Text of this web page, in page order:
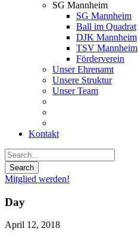
SG Mannheim
SG Mannheim
Ball im Quadrat
DJK Mannheim
TSV Mannheim
Förderverein
Unser Ehrenamt
Unsere Struktur
Unser Team
Kontakt
Mitglied werden!
Day
April 12, 2018